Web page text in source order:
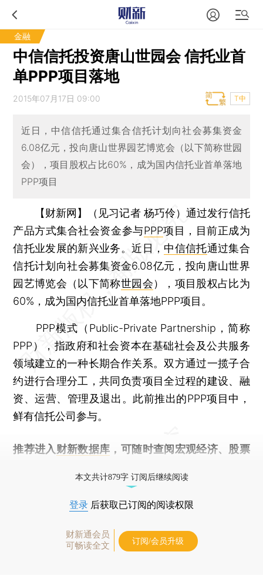
金融
中信信托投资唐山世园会 信托业首
单PPP项目落地
2015年07月17日 09:00 T中
近日，中信信托通过集合信托计划向社会募集资金
6.08亿元，投向唐山世界园艺博览会（以下简称世园
会），项目股权占比60%，成为国内信托业首单落地
PPP项目
【财新网】（见习记者 杨巧伶）通过发行信托
产品方式集合社会资金参与PPP项目，目前正成为
信托业发展的新兴业务。近日， 中信信托通过集合
信托计划向社会募集资金6.08亿元，投向唐山世界
园艺博览会（以下简称世园会），项目股权占比为
60%，成为国内信托业首单落地PPP项目。
PPP模式（Public-Private Partnership，简称
PPP），指政府和社会资本在基础社会及公共服务
领域建立的一种长期合作关系。双方通过一揽子合
约进行合理分工，共同负责项目全过程的建设、融
资、运营、管理及退出。此前推出的PPP项目中，
鲜有信托公司参与。
推荐进入 财新数据库 ，可随时查阅宏观经济、股票
本文共计879字 订阅后继续阅读
登录 后获取已订阅的阅读权限
财新通会员
可畅读全文
订阅/会员升级